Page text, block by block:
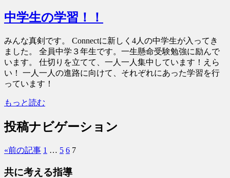
中学生の学習！！
みんな真剣です。 Connectに新しく4人の中学生が入ってき
ました。 全員中学３年生です。一生懸命受験勉強に励んで
います。 仕切りを立てて、一人一人集中しています！えら
い！ 一人一人の進路に向けて、それぞれにあった学習を行
っています！
もっと読む
投稿ナビゲーション
«前の記事 1 … 5 6 7
共に考える指導